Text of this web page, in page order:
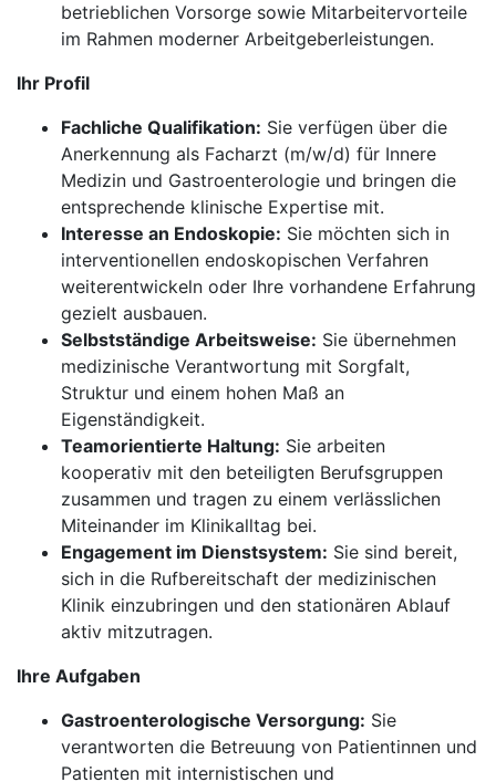
betrieblichen Vorsorge sowie Mitarbeitervorteile
im Rahmen moderner Arbeitgeberleistungen.
Ihr Profil
Fachliche Qualifikation: Sie verfügen über die
Anerkennung als Facharzt (m/w/d) für Innere
Medizin und Gastroenterologie und bringen die
entsprechende klinische Expertise mit.
Interesse an Endoskopie: Sie möchten sich in
interventionellen endoskopischen Verfahren
weiterentwickeln oder Ihre vorhandene Erfahrung
gezielt ausbauen.
Selbstständige Arbeitsweise: Sie übernehmen
medizinische Verantwortung mit Sorgfalt,
Struktur und einem hohen Maß an
Eigenständigkeit.
Teamorientierte Haltung: Sie arbeiten
kooperativ mit den beteiligten Berufsgruppen
zusammen und tragen zu einem verlässlichen
Miteinander im Klinikalltag bei.
Engagement im Dienstsystem: Sie sind bereit,
sich in die Rufbereitschaft der medizinischen
Klinik einzubringen und den stationären Ablauf
aktiv mitzutragen.
Ihre Aufgaben
Gastroenterologische Versorgung: Sie
verantworten die Betreuung von Patientinnen und
Patienten mit internistischen und